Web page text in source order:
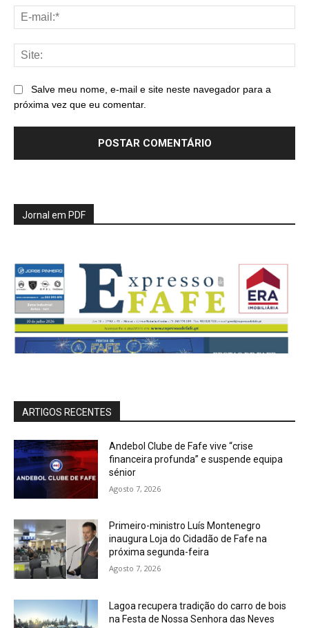
Salve meu nome, e-mail e site neste navegador para a
próxima vez que eu comentar.
Jornal em PDF
ARTIGOS RECENTES
Andebol Clube de Fafe vive “crise
financeira profunda” e suspende equipa
sénior
Agosto 7, 2026
Primeiro-ministro Luís Montenegro
inaugura Loja do Cidadão de Fafe na
próxima segunda-feira
Agosto 7, 2026
Lagoa recupera tradição do carro de bois
na Festa de Nossa Senhora das Neves